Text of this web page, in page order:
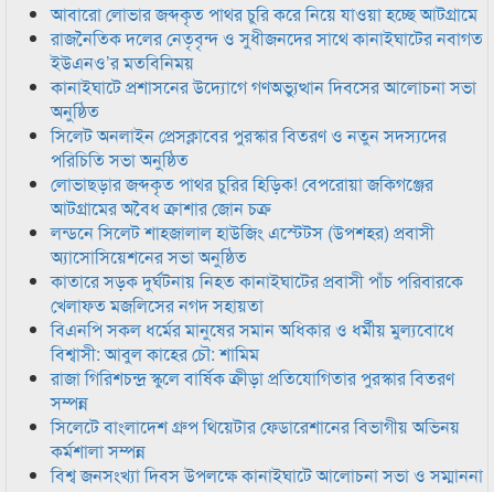
আবারো লোভার জব্দকৃত পাথর চুরি করে নিয়ে যাওয়া হচ্ছে আটগ্রামে
রাজনৈতিক দলের নেতৃবৃন্দ ও সুধীজনদের সাথে কানাইঘাটের নবাগত
ইউএনও’র মতবিনিময়
কানাইঘাটে প্রশাসনের উদ্যোগে গণঅভ্যুত্থান দিবসের আলোচনা সভা
অনুষ্ঠিত
সিলেট অনলাইন প্রেসক্লাবের পুরস্কার বিতরণ ও নতুন সদস্যদের
পরিচিতি সভা অনুষ্ঠিত
লোভাছড়ার জব্দকৃত পাথর চুরির হিড়িক! বেপরোয়া জকিগঞ্জের
আটগ্রামের অবৈধ ক্রাশার জোন চক্র
লন্ডনে সিলেট শাহজালাল হাউজিং এস্টেটস (উপশহর) প্রবাসী
অ্যাসোসিয়েশনের সভা অনুষ্ঠিত
কাতারে সড়ক দুর্ঘটনায় নিহত কানাইঘাটের প্রবাসী পাঁচ পরিবারকে
খেলাফত মজলিসের নগদ সহায়তা
বিএনপি সকল ধর্মের মানুষের সমান অধিকার ও ধর্মীয় মুল্যবোধে
বিশ্বাসী: আবুল কাহের চৌ: শামিম
রাজা গিরিশচন্দ্র স্কুলে বার্ষিক ক্রীড়া প্রতিযোগিতার পুরস্কার বিতরণ
সম্পন্ন
সিলেটে বাংলাদেশ গ্রুপ থিয়েটার ফেডারেশানের বিভাগীয় অভিনয়
কর্মশালা সম্পন্ন
বিশ্ব জনসংখ্যা দিবস উপলক্ষে কানাইঘাটে আলোচনা সভা ও সম্মাননা